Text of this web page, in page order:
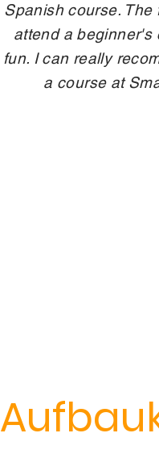
Spanish course. The
attend a beginner's
fun. I can really
a course at